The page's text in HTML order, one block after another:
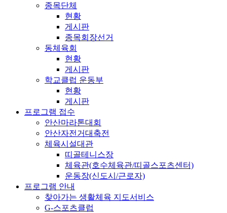
종목단체
현황
게시판
종목회장선거
동체육회
현황
게시판
학교클럽 운동부
현황
게시판
프로그램 접수
안산마라톤대회
안산자전거대축전
체육시설대관
띠골테니스장
체육관(호수체육관/띠골스포츠센터)
운동장(신도시/근로자)
프로그램 안내
찾아가는 생활체육 지도서비스
G-스포츠클럽